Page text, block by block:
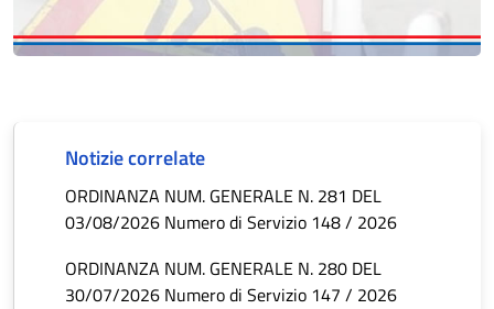
Notizie correlate
ORDINANZA NUM. GENERALE N. 281 DEL
03/08/2026 Numero di Servizio 148 / 2026
ORDINANZA NUM. GENERALE N. 280 DEL
30/07/2026 Numero di Servizio 147 / 2026